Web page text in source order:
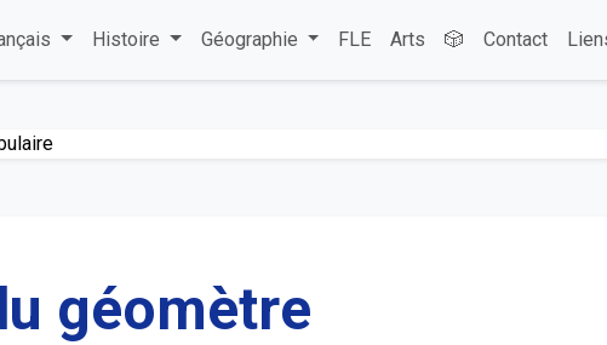
Histoire Géographie FLE Arts 🎲 Contact
géomètre